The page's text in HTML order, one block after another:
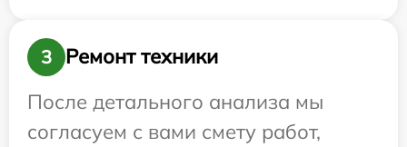
3
Ремонт техники
После детального анализа мы
согласуем с вами смету работ,